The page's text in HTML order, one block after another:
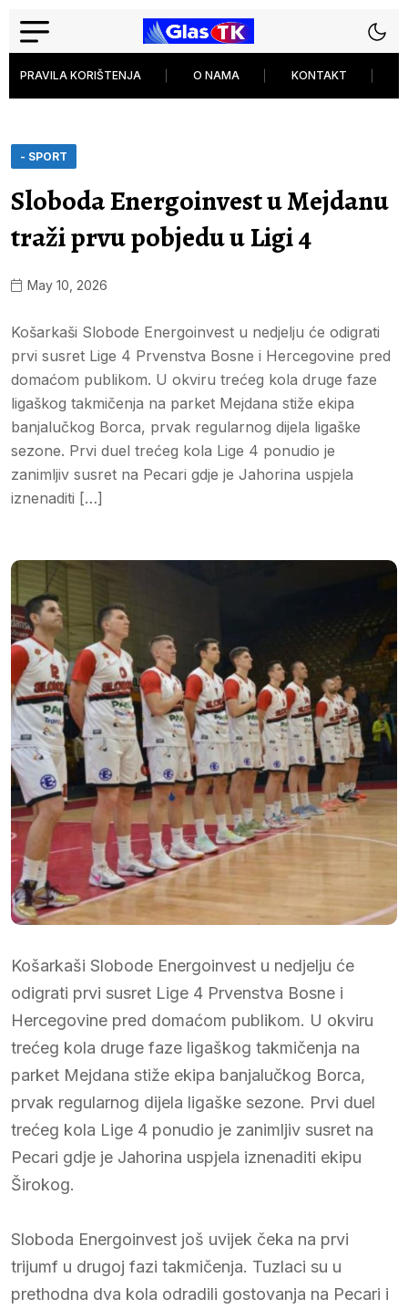
PRAVILA KORIŠTENJA O NAMA KONTAKT
- SPORT
Sloboda Energoinvest u Mejdanu
traži prvu pobjedu u Ligi 4
May 10, 2026
Košarkaši Slobode Energoinvest u nedjelju će odigrati
prvi susret Lige 4 Prvenstva Bosne i Hercegovine pred
domaćom publikom. U okviru trećeg kola druge faze
ligaškog takmičenja na parket Mejdana stiže ekipa
banjalučkog Borca, prvak regularnog dijela ligaške
sezone. Prvi duel trećeg kola Lige 4 ponudio je
zanimljiv susret na Pecari gdje je Jahorina uspjela
iznenaditi […]
Košarkaši Slobode Energoinvest u nedjelju će
odigrati prvi susret Lige 4 Prvenstva Bosne i
Hercegovine pred domaćom publikom. U okviru
trećeg kola druge faze ligaškog takmičenja na
parket Mejdana stiže ekipa banjalučkog Borca,
prvak regularnog dijela ligaške sezone. Prvi duel
trećeg kola Lige 4 ponudio je zanimljiv susret na
Pecari gdje je Jahorina uspjela iznenaditi ekipu
Širokog.
Sloboda Energoinvest još uvijek čeka na prvi
trijumf u drugoj fazi takmičenja. Tuzlaci su u
prethodna dva kola odradili gostovanja na Pecari i